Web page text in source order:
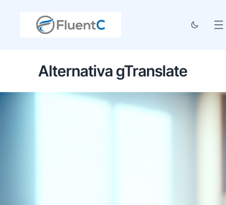
Alternativa gTranslate